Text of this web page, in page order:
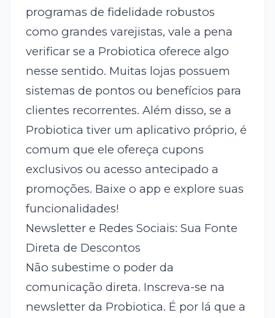
programas de fidelidade robustos
como grandes varejistas, vale a pena
verificar se a Probiotica oferece algo
nesse sentido. Muitas lojas possuem
sistemas de pontos ou benefícios para
clientes recorrentes. Além disso, se a
Probiotica tiver um aplicativo próprio, é
comum que ele ofereça cupons
exclusivos ou acesso antecipado a
promoções. Baixe o app e explore suas
funcionalidades!
Newsletter e Redes Sociais: Sua Fonte
Direta de Descontos
Não subestime o poder da
comunicação direta. Inscreva-se na
newsletter da Probiotica. É por lá que a